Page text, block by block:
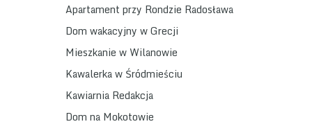
Apartament przy Rondzie Radosława
Dom wakacyjny w Grecji
Mieszkanie w Wilanowie
Kawalerka w Śródmieściu
Kawiarnia Redakcja
Dom na Mokotowie